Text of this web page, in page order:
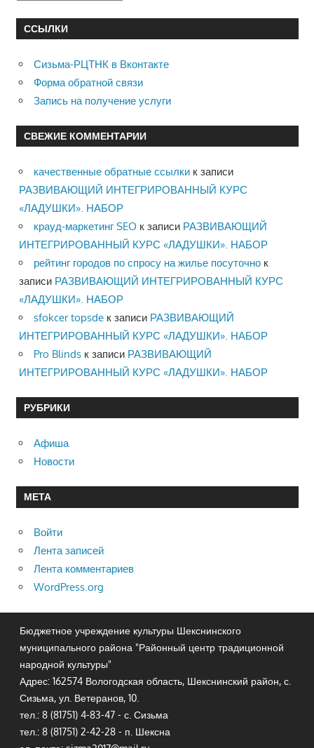
ССЫЛКИ
Сизьма-РЦТНК в Вконтакте
Форма обратной связи
Запись на получение услуги
СВЕЖИЕ КОММЕНТАРИИ
качественные обратные ссылки к записи
РАЗВИВАЮЩИЙ ИНТЕГРИРОВАННЫЙ КУРС
«ЛАДУШКИ». НАБОР
крауд-маркетинг SEO к записи РАЗВИВАЮЩИЙ
ИНТЕГРИРОВАННЫЙ КУРС «ЛАДУШКИ». НАБОР
рейтинг городов по спросу на жилье посуточно к
записи РАЗВИВАЮЩИЙ ИНТЕГРИРОВАННЫЙ КУРС
«ЛАДУШКИ». НАБОР
sfokcer topsde к записи РАЗВИВАЮЩИЙ
ИНТЕГРИРОВАННЫЙ КУРС «ЛАДУШКИ». НАБОР
Pro Blinds к записи РАЗВИВАЮЩИЙ
ИНТЕГРИРОВАННЫЙ КУРС «ЛАДУШКИ». НАБОР
РУБРИКИ
Афиша
Новости
МЕТА
Войти
Лента записей
Лента комментариев
WordPress.org
Бюджетное учреждение культуры Шекснинского
муниципального района "Районный центр традиционной
народной культуры"
Адрес: 162574 Вологодская область, Шекснинский район, с.
Сизьма, ул. Ветеранов, 10.
тел.: 8 (81751) 4-83-47 - с. Сизьма
тел.: 8 (81751) 2-42-28 - п. Шексна